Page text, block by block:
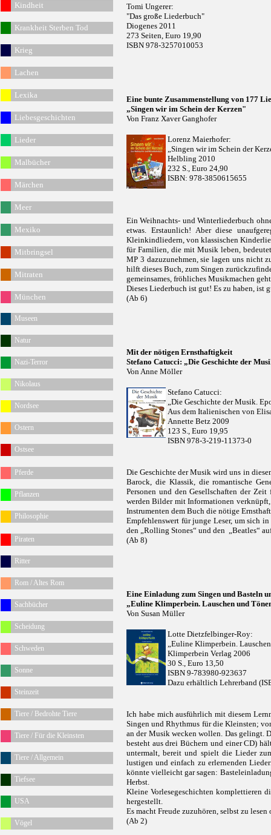
Kindheit
Krankheit Sterben Tod
Krieg
Lachen
Lexika
Liebesgeschichten
Lieder
Malbücher
Märchen
Meer
Mexiko
Mitbringsel
Mitraten
München
Museen
Natur
Nazi-Terror
Nikolaus
Nordsee
Ostern
Ostsee
Pferde
Pflanzen
Philosophie
Piraten
Ritter
Rom / Altes Rom
Sachbücher
Scheidung
Schweden
Sonne
Steinzeit
Tiere / Bedrohte Tiere
Tiere / Für die Kleinsten
Tiere / Allgemein
Tiefsee
USA
Vögel
Tomi Ungerer:
"Das große Liederbuch"
Diogenes 2011
273 Seiten, Euro 19,90
ISBN 978-3257010053
Eine bunte Zusammenstellung von 177
„Singen wir im Schein der Kerzen"
Von Franz Xaver Ganghofer
Lorenz Maierhofer:
„Singen wir im Schein der
Helbling 2010
232 S., Euro 24,90
ISBN: 978-3850615655
Ein Weihnachts- und Winterliederbuch
etwas. Erstaunlich! Aber diese
Kleinkindliedern, von klassischen
für Familien, die mit Musik leben,
MP 3 dazuzunehmen, sie lagen uns nicht
hilft dieses Buch, zum Singen
gemeinsames, fröhliches Musikmachen
Dieses Liederbuch ist gut! Es zu haben, ist
(Ab 6)
Mit der nötigen Ernsthaftigkeit
Stefano Catucci: „Die Geschichte der
Von Anne Möller
Stefano Catucci:
„Die Geschichte der Musik.
Aus dem Italienischen von
Annette Betz 2009
123 S., Euro 19,95
ISBN 978-3-219-11373-0
Die Geschichte der Musik wird uns in
Barock, die Klassik, die romantische
Personen und den Gesellschaften der
werden Bilder mit Informationen
Instrumenten dem Buch die nötige
Empfehlenswert für junge Leser, um sich
den „Rolling Stones“ und den „Beatles“
(Ab 8)
Eine Einladung zum Singen und Basteln
„Euline Klimperbein. Lauschen und
Von Susan Müller
Lotte Dietzfelbinger-Roy:
„Euline Klimperbein.
Klimperbein Verlag 2006
30 S., Euro 13,50
ISBN 9-783980-923637
Dazu erhältlich Lehrerband
Ich habe mich ausführlich mit diesem
Singen und Rhythmus für die Kleinsten;
an der Musik wecken wollen. Das gelingt.
besteht aus drei Büchern und einer CD)
untermalt, bereit und spielt die Lieder
lustigen und einfach zu erlernenden
könnte vielleicht gar sagen:
Herbst.
Kleine Vorlesegeschichten komplettieren
hergestellt.
Es macht Freude zuzuhören, selbst zu
(Ab 2)